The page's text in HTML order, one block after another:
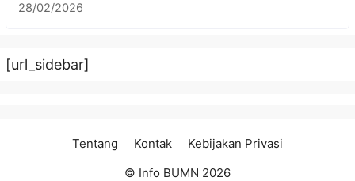
28/02/2026
[url_sidebar]
Tentang Kontak
Kebijakan Privasi
© Info BUMN 2026